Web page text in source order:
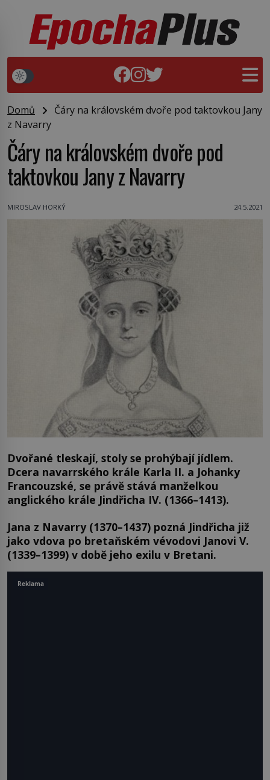
Domů
Čáry na královském dvoře pod taktovkou Jany
z Navarry
Čáry na královském dvoře pod
taktovkou Jany z Navarry
MIROSLAV HORKÝ 24.5.2021
Dvořané tleskají, stoly se prohýbají jídlem.
Dcera navarrského krále Karla II. a Johanky
Francouzské, se právě stává manželkou
anglického krále Jindřicha IV. (1366–1413).
Jana z Navarry (1370–1437) pozná Jindřicha již
jako vdova po bretaňském vévodovi Janovi V.
(1339–1399) v době jeho exilu v Bretani.
Reklama